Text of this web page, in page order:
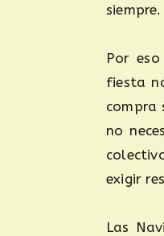
siempre.
Por
fiesta
compra
no
exigir
Las